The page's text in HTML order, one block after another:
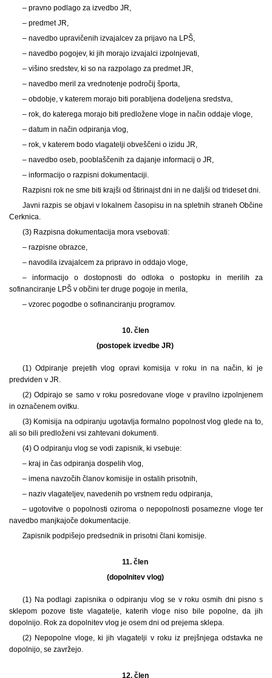
– pravno podlago za izvedbo JR,
– predmet JR,
– navedbo upravičenih izvajalcev za prijavo na LPŠ,
– navedbo pogojev, ki jih morajo izvajalci izpolnjevati,
– višino sredstev, ki so na razpolago za predmet JR,
– navedbo meril za vrednotenje področij športa,
– obdobje, v katerem morajo biti porabljena dodeljena sredstva,
– rok, do katerega morajo biti predložene vloge in način oddaje vloge,
– datum in način odpiranja vlog,
– rok, v katerem bodo vlagatelji obveščeni o izidu JR,
– navedbo oseb, pooblaščenih za dajanje informacij o JR,
– informacijo o razpisni dokumentaciji.
Razpisni rok ne sme biti krajši od štirinajst dni in ne daljši od trideset dni.
Javni razpis se objavi v lokalnem časopisu in na spletnih straneh Občine
Cerknica.
(3) Razpisna dokumentacija mora vsebovati:
– razpisne obrazce,
– navodila izvajalcem za pripravo in oddajo vloge,
– informacijo o dostopnosti do odloka o postopku in merilih za
sofinanciranje LPŠ v občini ter druge pogoje in merila,
– vzorec pogodbe o sofinanciranju programov.
10. člen
(postopek izvedbe JR)
(1) Odpiranje prejetih vlog opravi komisija v roku in na način, ki je
predviden v JR.
(2) Odpirajo se samo v roku posredovane vloge v pravilno izpolnjenem
in označenem ovitku.
(3) Komisija na odpiranju ugotavlja formalno popolnost vlog glede na to,
ali so bili predloženi vsi zahtevani dokumenti.
(4) O odpiranju vlog se vodi zapisnik, ki vsebuje:
– kraj in čas odpiranja dospelih vlog,
– imena navzočih članov komisije in ostalih prisotnih,
– naziv vlagateljev, navedenih po vrstnem redu odpiranja,
– ugotovitve o popolnosti oziroma o nepopolnosti posamezne vloge ter
navedbo manjkajoče dokumentacije.
Zapisnik podpišejo predsednik in prisotni člani komisije.
11. člen
(dopolnitev vlog)
(1) Na podlagi zapisnika o odpiranju vlog se v roku osmih dni pisno s
sklepom pozove tiste vlagatelje, katerih vloge niso bile popolne, da jih
dopolnijo. Rok za dopolnitev vlog je osem dni od prejema sklepa.
(2) Nepopolne vloge, ki jih vlagatelji v roku iz prejšnjega odstavka ne
dopolnijo, se zavržejo.
12. člen